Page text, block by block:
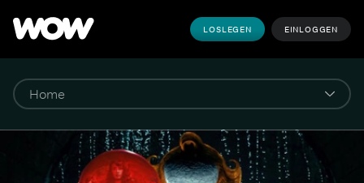
LOSLEGEN EINLOGGEN